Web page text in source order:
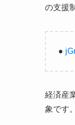
の支援
●
経済産
象です